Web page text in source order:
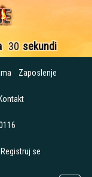
29 sekundi
Zaposlenje
Kontakt
Registruj se